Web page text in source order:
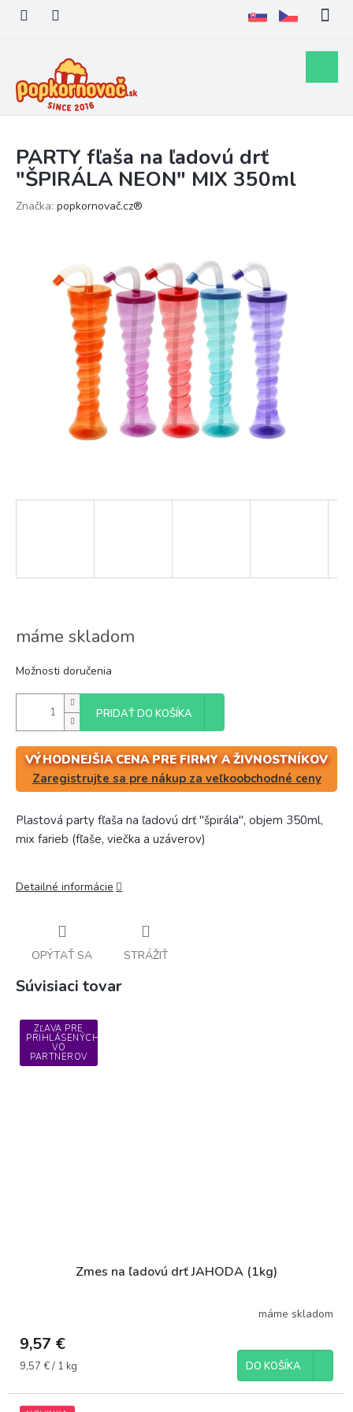
Prejsť
obsah
košík
PARTY fľaša na ľadovú drť
"ŠPIRÁLA NEON" MIX 350ml
Značka: popkornovač.cz®
máme skladom
Možnosti doručenia
PRIDAŤ DO KOŠÍKA
VÝHODNEJŠIA CENA PRE FIRMY A ŽIVNOSTNÍKOV
Zaregistrujte sa pre nákup za veľkoobchodné ceny
Plastová party fľaša na ľadovú drť "špirála", objem 350ml,
mix farieb (fľaše, viečka a uzáverov)
Detailné informácie
OPÝTAŤ SA STRÁŽIŤ
Súvisiaci tovar
ZĽAVA PRE
PRIHLÁSENÝCH
VO
PARTNEROV
Zmes na ľadovú drť JAHODA (1kg)
máme skladom
9,57 €
Jednotková
9,57 € / 1 kg DO KOŠÍKA